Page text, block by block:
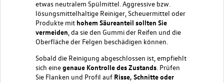
etwas neutralem Spülmittel. Aggressive bzw.
lösungsmittelhaltige Reiniger, Scheuermittel oder
Produkte mit hohem Säureanteil sollten Sie
vermeiden , da sie den Gummi der Reifen und die
Oberfläche der Felgen beschädigen können.
Sobald die Reinigung abgeschlossen ist, empfiehlt
sich einegenaue Kontrolle des Zustands . Prüfen
Sie Flanken und Profil auf Risse, Schnitte oder